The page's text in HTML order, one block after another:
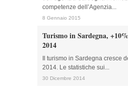
competenze dell’Agenzia...
8 Gennaio 2015
Turismo in Sardegna,
2014
Il turismo in Sardegna cresce
2014. Le statistiche sui...
30 Dicembre 2014